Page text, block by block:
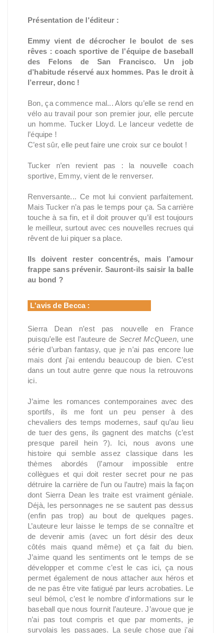
Présentation de l'éditeur :
Emmy vient de décrocher le boulot de ses
rêves : coach sportive de l’équipe de baseball
des Felons de San Francisco. Un job
d’habitude réservé aux hommes. Pas le droit à
l’erreur, donc !
Bon, ça commence mal... Alors qu’elle se rend en
vélo au travail pour son premier jour, elle percute
un homme. Tucker Lloyd. Le lanceur vedette de
l’équipe !
C’est sûr, elle peut faire une croix sur ce boulot !
Tucker n’en revient pas : la nouvelle coach
sportive, Emmy, vient de le renverser.
Renversante... Ce mot lui convient parfaitement.
Mais Tucker n’a pas le temps pour ça. Sa carrière
touche à sa fin, et il doit prouver qu’il est toujours
le meilleur, surtout avec ces nouvelles recrues qui
rêvent de lui piquer sa place.
Ils doivent rester concentrés, mais l’amour
frappe sans prévenir. Sauront-ils saisir la balle
au bond ?
L'avis de Becca :
Sierra Dean n’est pas nouvelle en France
puisqu’elle est l’auteure de Secret McQueen, une
série d’urban fantasy, que je n’ai pas encore lue
mais dont j’ai entendu beaucoup de bien. C’est
dans un tout autre genre que nous la retrouvons
ici.
J’aime les romances contemporaines avec des
sportifs, ils me font un peu penser à des
chevaliers des temps modernes, sauf qu’au lieu
de tuer des gens, ils gagnent des matchs (c’est
presque pareil hein ?). Ici, nous avons une
histoire qui semble assez classique dans les
thèmes abordés (l’amour impossible entre
collègues et qui doit rester secret pour ne pas
détruire la carrière de l’un ou l’autre) mais la façon
dont Sierra Dean les traite est vraiment géniale.
Déjà, les personnages ne se sautent pas dessus
(enfin pas trop) au bout de quelques pages.
L’auteure leur laisse le temps de se connaître et
de devenir amis (avec un fort désir des deux
côtés mais quand même) et ça fait du bien.
J’aime quand les sentiments ont le temps de se
développer et comme c’est le cas ici, ça nous
permet également de nous attacher aux héros et
de ne pas être vite fatigué par leurs acrobaties. Le
seul bémol, c’est le nombre d'informations sur le
baseball que nous fournit l’auteure. J’avoue que je
n’ai pas tout compris et que par moments, je
survolais les passages. La seule chose que j’ai